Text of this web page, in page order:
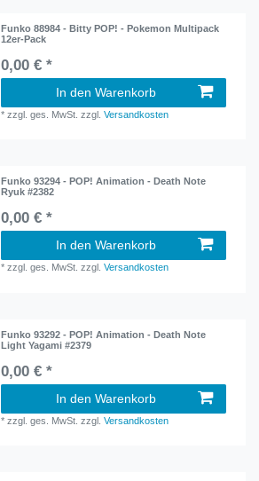
Funko 88984 - Bitty POP! - Pokemon Multipack
12er-Pack
0,00 € *
In den Warenkorb
*zzgl. ges. MwSt. zzgl.Versandkosten
Funko 93294 - POP! Animation - Death Note
Ryuk #2382
0,00 € *
In den Warenkorb
*zzgl. ges. MwSt. zzgl.Versandkosten
Funko 93292 - POP! Animation - Death Note
Light Yagami #2379
0,00 € *
In den Warenkorb
*zzgl. ges. MwSt. zzgl.Versandkosten